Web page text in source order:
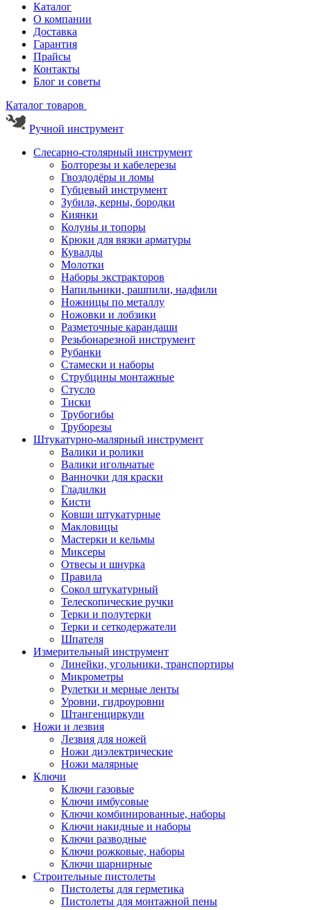
Каталог
О компании
Доставка
Гарантия
Прайсы
Контакты
Блог и советы
Каталог товаров
Ручной инструмент
Слесарно-столярный инструмент
Болторезы и кабелерезы
Гвоздодёры и ломы
Губцевый инструмент
Зубила, керны, бородки
Киянки
Колуны и топоры
Крюки для вязки арматуры
Кувалды
Молотки
Наборы экстракторов
Напильники, рашпили, надфили
Ножницы по металлу
Ножовки и лобзики
Разметочные карандаши
Резьбонарезной инструмент
Рубанки
Стамески и наборы
Струбцины монтажные
Стусло
Тиски
Трубогибы
Труборезы
Штукатурно-малярный инструмент
Валики и ролики
Валики игольчатые
Ванночки для краски
Гладилки
Кисти
Ковши штукатурные
Макловицы
Мастерки и кельмы
Миксеры
Отвесы и шнурка
Правила
Сокол штукатурный
Телескопические ручки
Терки и полутерки
Терки и сеткодержатели
Шпателя
Измерительный инструмент
Линейки, угольники, транспортиры
Микрометры
Рулетки и мерные ленты
Уровни, гидроуровни
Штангенциркули
Ножи и лезвия
Лезвия для ножей
Ножи диэлектрические
Ножи малярные
Ключи
Ключи газовые
Ключи имбусовые
Ключи комбинированные, наборы
Ключи накидные и наборы
Ключи разводные
Ключи рожковые, наборы
Ключи шарнирные
Строительные пистолеты
Пистолеты для герметика
Пистолеты для монтажной пены